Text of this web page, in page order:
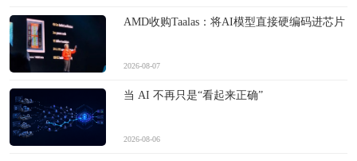
AMD收购Taalas：将AI模型直接硬编码进芯片
2026-08-07
当 AI 不再只是“看起来正确”
2026-08-06